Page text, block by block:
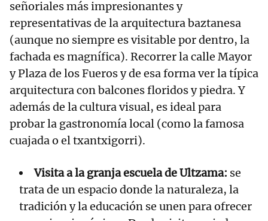
señoriales más impresionantes y
representativas de la arquitectura baztanesa
(aunque no siempre es visitable por dentro, la
fachada es magnífica). Recorrer la calle Mayor
y Plaza de los Fueros y de esa forma ver la típica
arquitectura con balcones floridos y piedra. Y
además de la cultura visual, es ideal para
probar la gastronomía local (como la famosa
cuajada o el txantxigorri).
Visita a la granja escuela de Ultzama: se
trata de un espacio donde la naturaleza, la
tradición y la educación se unen para ofrecer